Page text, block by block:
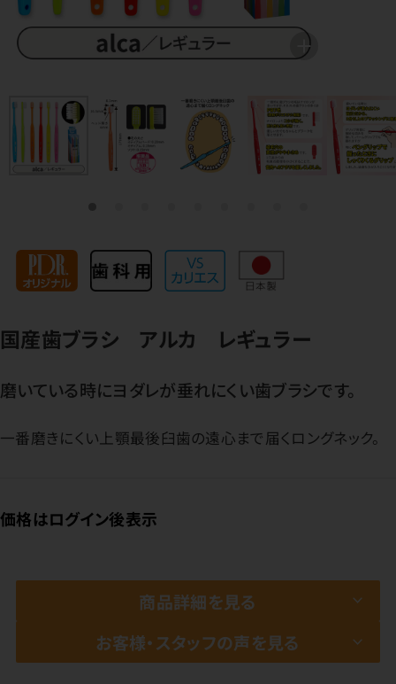
国産歯ブラシ アルカ レギュラー
磨いている時にヨダレが垂れにくい歯ブラシです。
一番磨きにくい上顎最後臼歯の遠心まで届くロングネック。
価格はログイン後表示
商品詳細を見る
お客様・スタッフの声を見る